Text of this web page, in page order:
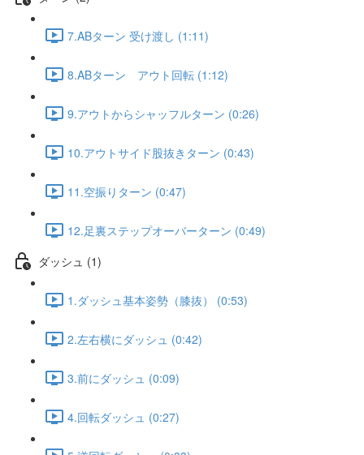
7.ABターン 受け渡し (1:11)
8.ABターン アウト回転 (1:12)
9.アウトからシャッフルターン (0:26)
10.アウトサイド股抜きターン (0:43)
11.空振りターン (0:47)
12.足裏ステップオーバーターン (0:49)
ダッシュ (1)
1.ダッシュ基本姿勢（膝抜） (0:53)
2.左右横にダッシュ (0:42)
3.前にダッシュ (0:09)
4.回転ダッシュ (0:27)